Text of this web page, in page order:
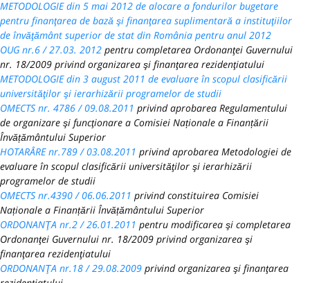
METODOLOGIE din 5 mai 2012 de alocare a fondurilor bugetare
pentru finanţarea de bază şi finanţarea suplimentară a instituţiilor
de învăţământ superior de stat din România pentru anul 2012
OUG nr.6 / 27.03. 2012 pentru completarea Ordonanţei Guvernului
nr. 18/2009 privind organizarea şi finanţarea rezidenţiatului
METODOLOGIE din 3 august 2011 de evaluare în scopul clasificării
universităţilor şi ierarhizării programelor de studii
OMECTS nr. 4786 / 09.08.2011 privind aprobarea Regulamentului
de organizare şi funcţionare a Comisiei Naționale a Finanțării
Învățământului Superior
HOTARÂRE nr.789 / 03.08.2011 privind aprobarea Metodologiei de
evaluare în scopul clasificării universităţilor şi ierarhizării
programelor de studii
OMECTS nr.4390 / 06.06.2011 privind constituirea Comisiei
Naționale a Finanțării Învățământului Superior
ORDONANŢA nr.2 / 26.01.2011 pentru modificarea şi completarea
Ordonanţei Guvernului nr. 18/2009 privind organizarea şi
finanţarea rezidenţiatului
ORDONANŢA nr.18 / 29.08.2009 privind organizarea şi finanţarea